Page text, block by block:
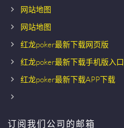
网站地图
网站地图
红龙poker最新下载网页版
红龙poker最新下载手机版入口
红龙poker最新下载APP下载
订阅我们公司的邮箱